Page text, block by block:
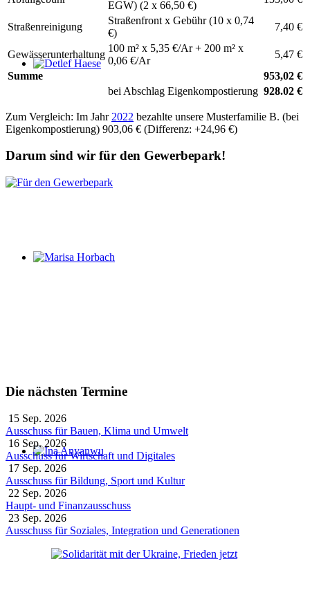
Detlef Haese
Ina Anyanwu
EGW) (2 x 66,50 €)
Straßenreinigung
Straßenfront x Gebühr (10 x 0,74
€)
7,40 €
Gewässerunterhaltung
100 m² x 5,35 €/Ar + 200 m² x
0,06 €/Ar
5,47 €
Summe
953,02 €
bei Abschlag Eigenkompostierung 928.02 €
Zum Vergleich: Im Jahr 2022 bezahlte unsere Musterfamilie B. (bei
Eigenkompostierung) 903,06 € (Differenz: +24,96 €)
Darum sind wir für den Gewerbepark!
Die nächsten Termine
15 Sep. 2026
Ausschuss für Bauen, Klima und Umwelt
16 Sep. 2026
Ausschuss für Wirtschaft und Digitales
17 Sep. 2026
Ausschuss für Bildung, Sport und Kultur
22 Sep. 2026
Haupt- und Finanzausschuss
23 Sep. 2026
Ausschuss für Soziales, Integration und Generationen